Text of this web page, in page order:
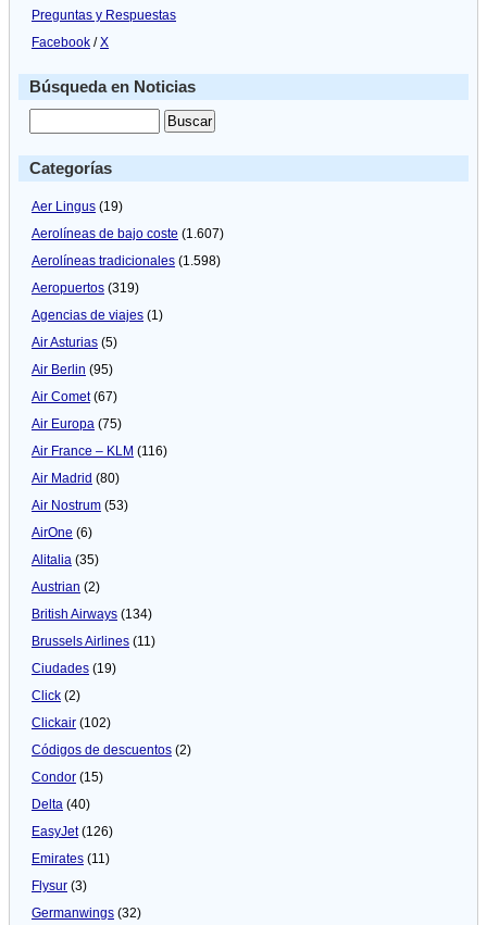
Preguntas y Respuestas
Facebook /X
Búsqueda en Noticias
Categorías
Aer Lingus (19)
Aerolíneas de bajo coste (1.607)
Aerolíneas tradicionales (1.598)
Aeropuertos (319)
Agencias de viajes (1)
Air Asturias (5)
Air Berlin (95)
Air Comet(67)
Air Europa (75)
Air France – KLM (116)
Air Madrid (80)
Air Nostrum (53)
AirOne (6)
Alitalia (35)
Austrian (2)
British Airways (134)
Brussels Airlines (11)
Ciudades (19)
Click (2)
Clickair (102)
Códigos de descuentos (2)
Condor (15)
Delta (40)
EasyJet(126)
Emirates (11)
Flysur (3)
Germanwings (32)